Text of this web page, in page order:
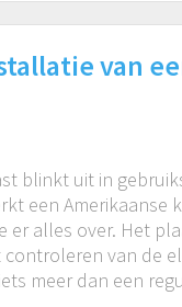
van
blinkt uit in
een Amerikaanse
er alles over. Het
van de
meer dan een